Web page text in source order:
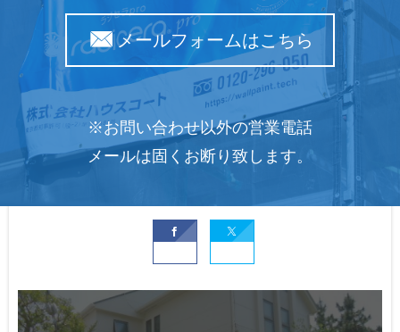
メールフォームはこちら
※お問い合わせ以外の営業電話
メールは固くお断り致します。